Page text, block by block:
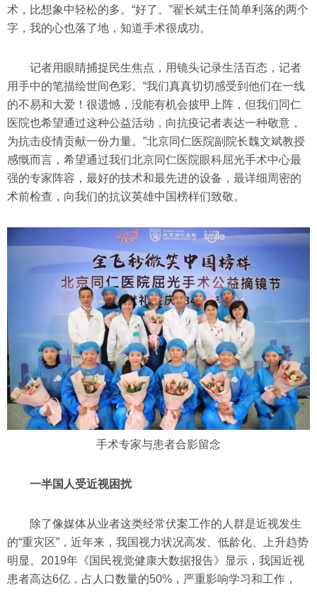
术，比想象中轻松的多。“好了。”翟长斌主任简单利落的两个
字，我的心也落了地，知道手术很成功。
记者用眼睛捕捉民生焦点，用镜头记录生活百态，记者
用手中的笔描绘世间色彩。“我们真真切切感受到他们在一线
的不易和大爱！很遗憾，没能有机会披甲上阵，但我们同仁
医院也希望通过这种公益活动，向抗疫记者表达一种敬意，
为抗击疫情贡献一份力量。”北京同仁医院副院长魏文斌教授
感慨而言，希望通过我们北京同仁医院眼科屈光手术中心最
强的专家阵容，最好的技术和最先进的设备，最详细周密的
术前检查，向我们的抗议英雄中国榜样们致敬。
手术专家与患者合影留念
一半国人受近视困扰
除了像媒体从业者这类经常伏案工作的人群是近视发生
的“重灾区”，近年来，我国视力状况高发、低龄化、上升趋势
明显。2019年《国民视觉健康大数据报告》显示，我国近视
患者高达6亿，占人口数量的50%，严重影响学习和工作，